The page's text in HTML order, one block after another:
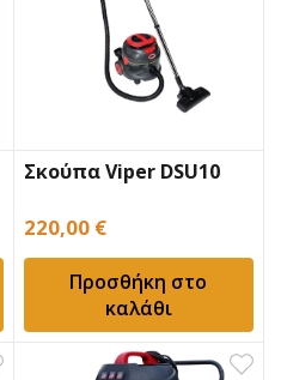
Σκούπα Viper DSU10
220,00 €
Προσθήκη στο
καλάθι